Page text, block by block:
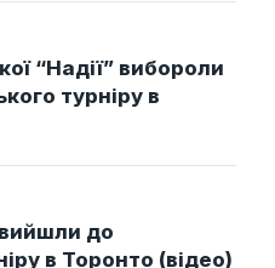
“Надії” вибороли
турніру в
до
в Торонто (відео)